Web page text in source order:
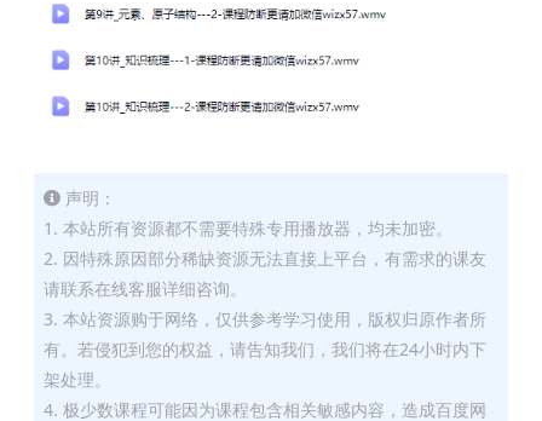
声明：
1. 本站所有资源都不需要特殊专用播放器，均未加密。
2. 因特殊原因部分稀缺资源无法直接上平台，有需求的课友
请联系在线客服详细咨询。
3. 本站资源购于网络，仅供参考学习使用，版权归原作者所
有。若侵犯到您的权益，请告知我们，我们将在24小时内下
架处理。
4. 极少数课程可能因为课程包含相关敏感内容，造成百度网